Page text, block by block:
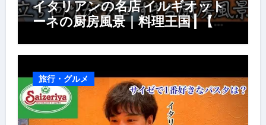
イタリアンの名店 イルギオット
ーネの厨房風景｜料理王国 | 【厨
風景】
旅行・グルメ